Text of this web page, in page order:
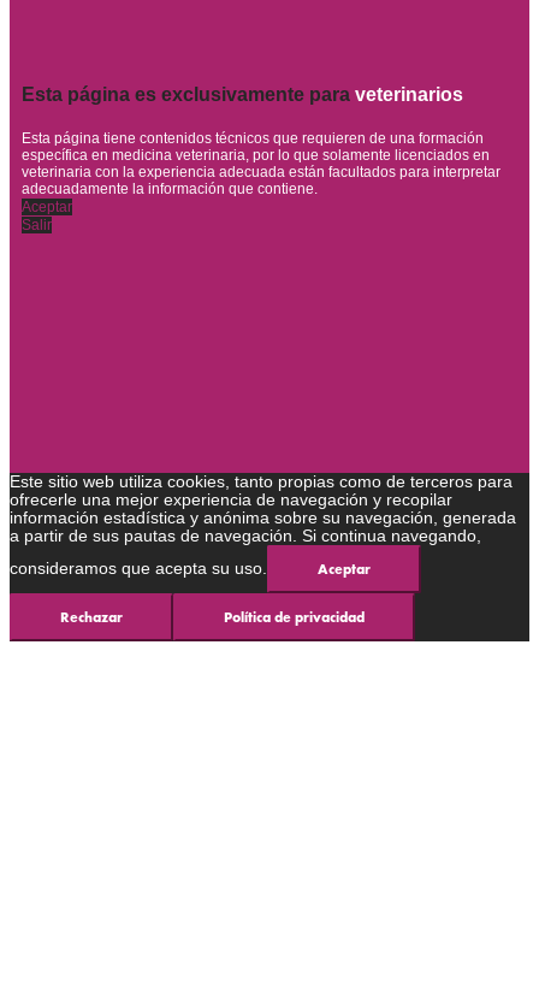
Esta página es exclusivamente para veterinarios
Esta página tiene contenidos técnicos que requieren de una formación
específica en medicina veterinaria, por lo que solamente licenciados en
veterinaria con la experiencia adecuada están facultados para interpretar
adecuadamente la información que contiene.
Aceptar
Salir
Este sitio web utiliza cookies, tanto propias como de terceros para
ofrecerle una mejor experiencia de navegación y recopilar
información estadística y anónima sobre su navegación, generada
a partir de sus pautas de navegación. Si continua navegando,
consideramos que acepta su uso.
Aceptar
Rechazar Política de privacidad